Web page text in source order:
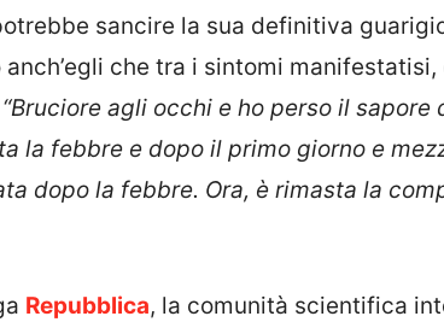
sancire la sua definitiva
che tra i sintomi manifestatisi,
“Bruciore agli occhi e ho perso il
la febbre e dopo il primo giorno e
dopo la febbre. Ora, è rimasta la
Repubblica, la comunità scientifica